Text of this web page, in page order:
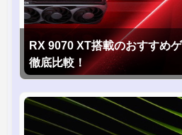
RX 9070 XT搭載のおすすめ
徹底比較！